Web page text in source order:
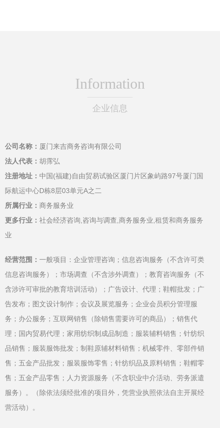
Information
企业信息
公司名称： 厦门来吉商务咨询有限公司
法人代表： 胡霈弘
注册地址： 中国(福建)自由贸易试验区厦门片区象屿路97号厦门国
际航运中心D栋8层03单元A之二
所属行业： 商务服务业
更多行业： 社会经济咨询,咨询与调查,商务服务业,租赁和商务服务
业
经营范围： 一般项目：企业管理咨询；信息咨询服务（不含许可类
信息咨询服务）；市场调查（不含涉外调查）；教育咨询服务（不
含涉许可审批的教育培训活动）；广告设计、代理；鞋帽批发；广
告发布；图文设计制作；会议及展览服务；企业会员积分管理服
务；办公服务；互联网销售（除销售需要许可的商品）；销售代
理；国内贸易代理；家用纺织制成品制造；服装辅料销售；针纺织
品销售；服装服饰批发；制鞋原辅材料销售；机械零件、零部件销
售；五金产品批发；服装服饰零售；针纺织品及原料销售；鞋帽零
售；五金产品零售；人力资源服务（不含职业中介活动、劳务派遣
服务）。（除依法须经批准的项目外，凭营业执照依法自主开展经
营活动）。